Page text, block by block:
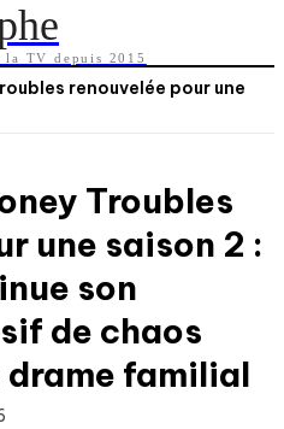
TV depuis 2015
renouvelée pour une
Troubles
une saison 2 :
son
de chaos
familial